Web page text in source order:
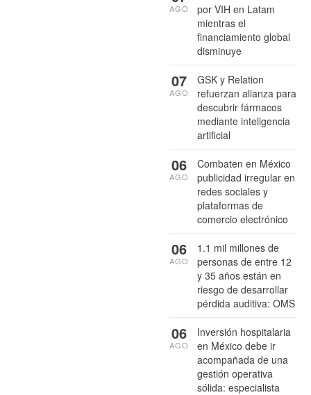
por VIH en Latam
mientras el
financiamiento global
disminuye
AGO
GSK y Relation
refuerzan alianza para
descubrir fármacos
mediante inteligencia
artificial
07
AGO
Combaten en México
publicidad irregular en
redes sociales y
plataformas de
comercio electrónico
06
AGO
1.1 mil millones de
personas de entre 12
y 35 años están en
riesgo de desarrollar
pérdida auditiva: OMS
06
AGO
Inversión hospitalaria
en México debe ir
acompañada de una
gestión operativa
sólida: especialista
06
AGO